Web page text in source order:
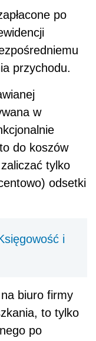
po
przychodu.
w
do koszów
tylko
odsetki
i
biuro firmy
to tylko
po